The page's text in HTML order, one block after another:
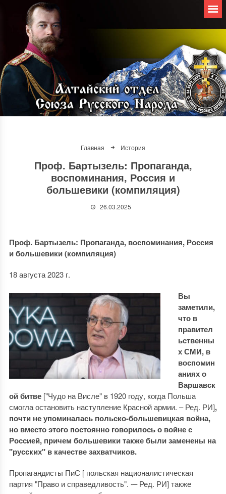
Главная История
Проф. Бартызель: Пропаганда,
воспоминания, Россия и
большевики (компиляция)
26.03.2025
Проф. Бартызель: Пропаганда, воспоминания, Россия
и большевики (компиляция)
18 августа 2023 г.
Вы
заметили,
что в
правител
ьственны
х СМИ, в
воспомин
аниях о
Варшавск
ой битве ["Чудо на Висле" в 1920 году, когда Польша
смогла остановить наступление Красной армии. ‒ Ред. РИ],
почти не упоминалась польско-большевицкая война,
но вместо этого постоянно говорилось о войне с
Россией, причем большевики также были заменены на
"русских" в качестве захватчиков.
Пропагандисты ПиС [ польская националистическая
партия "Право и справедливость". -‒ Ред. РИ] также